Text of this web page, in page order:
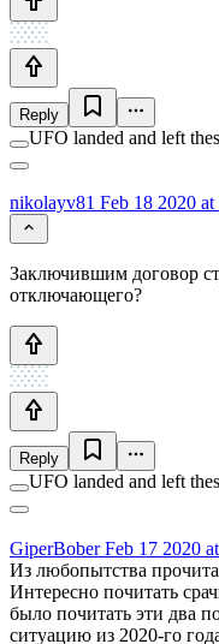
Reply
UFO landed and left
nikolayv81 Feb 18 2020 at
Заключившим договор
отключающего?
Reply
UFO landed and left
GiperBoberFeb 17 2020
Из любопытства
Интересно почитать
было почитать эти два
ситуацию из 2020-го